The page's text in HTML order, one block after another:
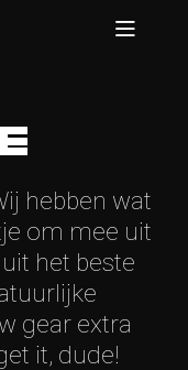
hebben wat
om mee uit
het beste
gear extra
it, dude!